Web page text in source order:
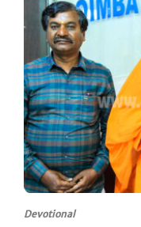
Devotional